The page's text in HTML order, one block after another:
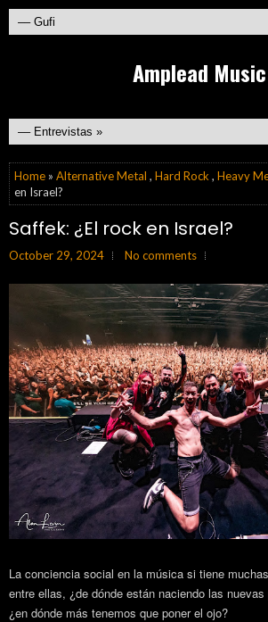
Amplead Music
Home » Alternative Metal , Hard Rock , Heavy
en Israel?
Saffek: ¿El rock en Israel?
October 29, 2024 No comments
La conciencia social en la música si tiene
entre ellas, ¿de dónde están naciendo las
¿en dónde más tenemos que poner el ojo?